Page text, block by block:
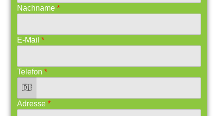
Nachname *
E-Mail *
Telefon *
Adresse *